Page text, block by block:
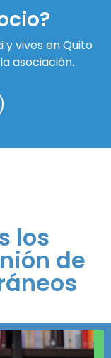
y vives en Quito
asociación.
los
de